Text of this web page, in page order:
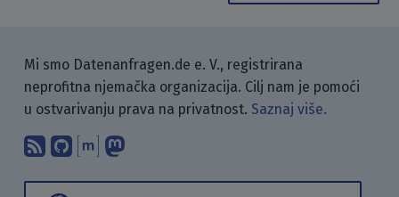
Mi smo Datenanfragen.de e. V., registrirana
neprofitna njemačka organizacija. Cilj nam je pomoći
u ostvarivanju prava na privatnost. Saznaj više.
Pretplati se na naš blog koristeći
Pronađi nas na GitHubu.
Raspravljaj s nama putem